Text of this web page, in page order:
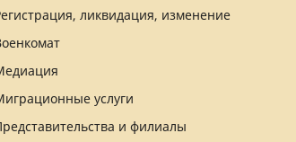
ликвидация, изменение
услуги
и филиалы